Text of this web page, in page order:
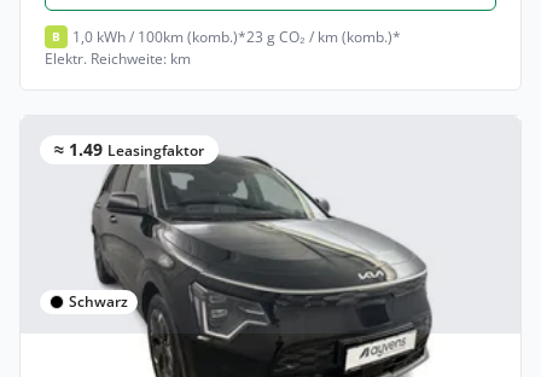
B 1,0 kWh / 100km (komb.)*23 g CO₂ / km (komb.)*
Elektr. Reichweite: km
≈ 1.49 Leasingfaktor
Schwarz
Privat & Gewerbe